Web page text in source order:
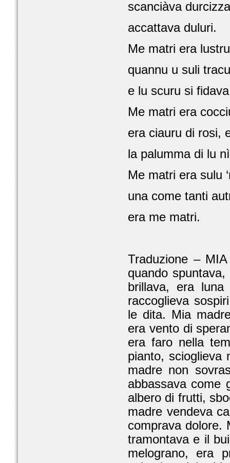
scanciàva
accattava duluri.
Me matri era
quannu u suli
e lu scuru si
Me matri era
era ciauru di rosi,
la palumma di lu
Me matri era sulu
una come tanti
era me matri.
Traduzione –
quando
brillava, era luna
raccoglieva
le dita. Mia
era vento di
era faro nella
pianto, scioglieva
madre non
abbassava come
albero di frutti,
madre vendeva
comprava dolore.
tramontava e il
melograno, era